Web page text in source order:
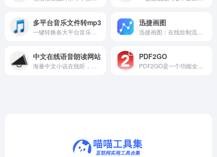
多平台音乐文件转mp3 迅捷画图
中文在线语音朗读网站 PDF2GO